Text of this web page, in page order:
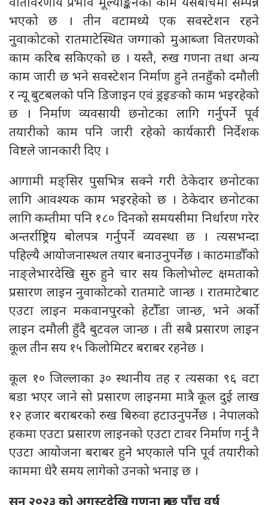
वातावरणीय प्रभाव मूल्याङ्कनको काम यसैबीचमा सम्पन्न
भएको छ । तीन वटामध्ये एक सवस्टेशन रहने
नुवाकोटको रातमाटेस्थित जग्गाको मुआब्जा वितरणको
काम करिब सकिएको छ । यस्तै, रुख गणना तथा अन्य
काम जारी छ भने सवस्टेशन निर्माण हुने तनहुँको दमौली
र न्यू बुटबलको पनि डिजाइन एवं ड्रइङको काम भइरहेको
छ । निर्माण व्यवसायी छनोटका लागि गर्नुपर्ने पूर्व
तयारीको काम पनि जारी रहेको कार्यकारी निर्देशक
विष्टले जानकारी दिए ।
आगामी मङ्सिर पुसभित्र सक्ने गरी ठेकेदार छनोटका
लागि आवश्यक काम भइरहेको छ । ठेकेदार छनोटका
लागि कम्तीमा पनि १८० दिनको समयसीमा निर्धारण गरेर
अन्तर्राष्ट्रिय बोलपत्र गर्नुपर्ने व्यवस्था छ । त्यसभन्दा
पहिल्यै आयोजनास्थल तयार बनाउनुपर्नेछ । काठमाडौँको
नाङ्लेभारदेखि सुरु हुने चार सय किलोभोल्ट क्षमताको
प्रसारण लाइन नुवाकोटको रातमाटे जान्छ । रातमाटेबाट
एउटा लाइन मकवानपुरको हेटौँडा जान्छ, भने अर्को
लाइन दमौली हुँदै बुटवल जान्छ । ती सबै प्रसारण लाइन
कूल तीन सय १५ किलोमिटर बराबर रहनेछ ।
कूल १० जिल्लाका ३० स्थानीय तह र त्यसका ९६ वटा
बडा भएर जाने सो प्रसारण लाइनमा मात्रै कूल दुई लाख
१२ हजार बराबरको रुख बिरुवा हटाउनुपर्नेछ । नेपालको
हकमा एउटा प्रसारण लाइनको एउटा टावर निर्माण गर्नु नै
एउटा आयोजना बराबर हुने भएकाले पनि पूर्व तयारीको
काममा धेरै समय लागेको उनको भनाइ छ ।